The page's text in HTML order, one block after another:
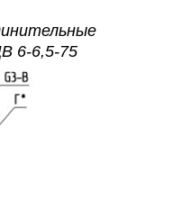
6-6,5-75